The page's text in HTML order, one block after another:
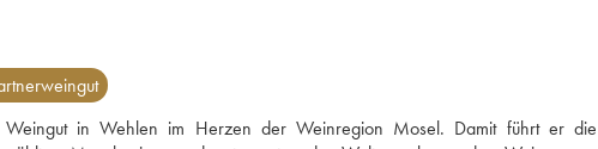
in Wehlen im Herzen der Weinregion Mosel. Damit führt er die